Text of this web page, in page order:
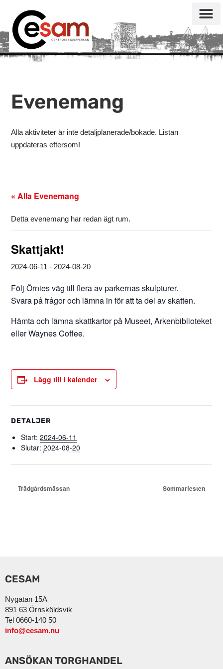
Evenemang
Alla aktiviteter är inte detaljplanerade/bokade. Listan
uppdateras eftersom!
« Alla Evenemang
Detta evenemang har redan ägt rum.
Skattjakt!
2024-06-11 - 2024-08-20
Följ Örnies väg till flera av parkernas skulpturer.
Svara på frågor och lämna in för att ta del av skatten.
Hämta och lämna skattkartor på Museet, Arkenbiblioteket
eller Waynes Coffee.
Lägg till i kalender
DETALJER
Start: 2024-06-11
Slutar: 2024-08-20
Trädgårdsmässan Sommarfesten
CESAM
Nygatan 15A
891 63 Örnsköldsvik
Tel 0660-140 50
info@cesam.nu
ANSÖKAN TORGHANDEL